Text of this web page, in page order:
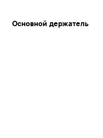
Основной держатель